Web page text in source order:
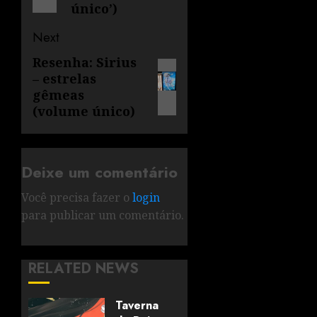
único’)
Next
Resenha: Sirius
– estrelas
gêmeas
(volume único)
Deixe um comentário
Você precisa fazer o login
para publicar um comentário.
RELATED NEWS
Taverna